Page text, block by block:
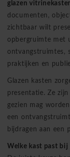
glazen
documenten,
zichtbaar wilt
opbergruimte met
ontvangstruimtes,
praktijken en
Glazen kasten
presentatie. Ze
gezien mag
een
bijdragen aan een
Welke kast past